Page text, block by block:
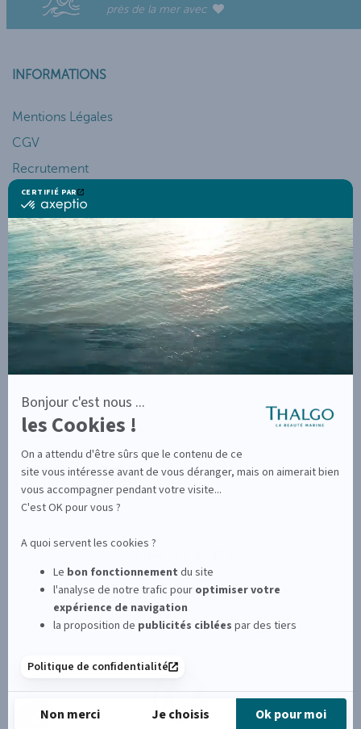
près de la mer avec
INFORMATIONS
Mentions Légales
CGV
Recrutement
Actualités
SERVICES ET AIDES
Mon Compte
Suivi de Commande
Service Client
Programme de Fidélité
SUIVEZ-NOUS SUR
Nouvelle-Zélande
Retour au portail monde
Cliquez-ici pour modifier vos préférences en matière de